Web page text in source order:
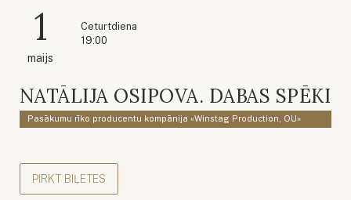
1
maijs
Ceturtdiena
19:00
NATĀLIJA OSIPOVA. DABAS SPĒKI
Pasākumu rīko producentu kompānija «Winstag Production, OU»
PIRKT BIĻETES